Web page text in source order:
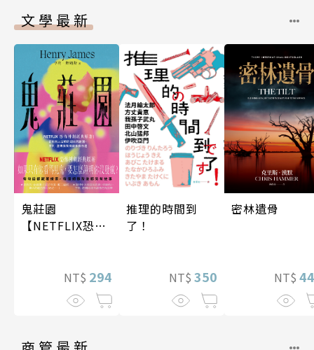
文學最新
鬼莊園
【NETFLIX恐怖
NT$ 294
推理的時間到
了！
NT$ 350
密林遺骨
NT$